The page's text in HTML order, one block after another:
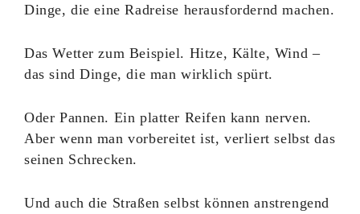
Dinge, die eine Radreise herausfordernd machen.
Das Wetter zum Beispiel. Hitze, Kälte, Wind –
das sind Dinge, die man wirklich spürt.
Oder Pannen. Ein platter Reifen kann nerven.
Aber wenn man vorbereitet ist, verliert selbst das
seinen Schrecken.
Und auch die Straßen selbst können anstrengend